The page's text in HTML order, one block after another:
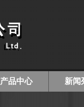
产品中心 新闻